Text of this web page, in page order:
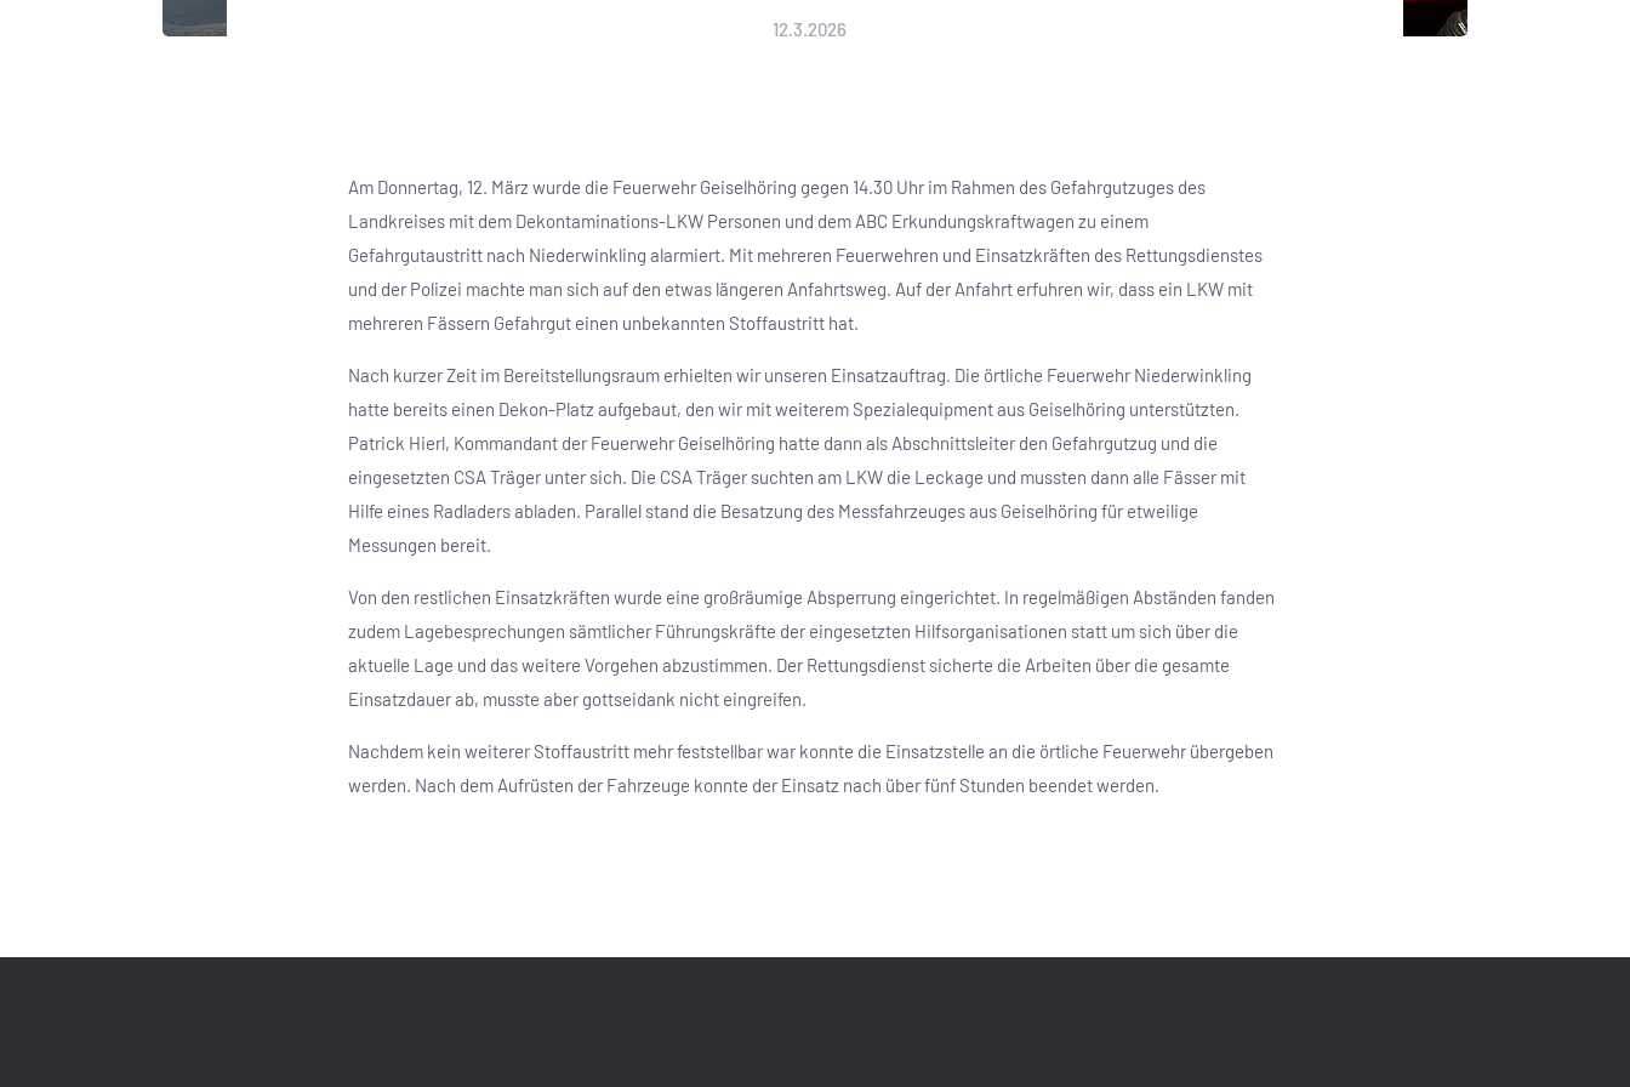
12.3.2026
Am Donnertag, 12. März wurde die Feuerwehr Geiselhöring gegen 14.30 Uhr im Rahmen des Gefahrgutzuges des
Landkreises mit dem Dekontaminations-LKW Personen und dem ABC Erkundungskraftwagen zu einem
Gefahrgutaustritt nach Niederwinkling alarmiert. Mit mehreren Feuerwehren und Einsatzkräften des Rettungsdienstes
und der Polizei machte man sich auf den etwas längeren Anfahrtsweg. Auf der Anfahrt erfuhren wir, dass ein LKW mit
mehreren Fässern Gefahrgut einen unbekannten Stoffaustritt hat.
Nach kurzer Zeit im Bereitstellungsraum erhielten wir unseren Einsatzauftrag. Die örtliche Feuerwehr Niederwinkling
hatte bereits einen Dekon-Platz aufgebaut, den wir mit weiterem Spezialequipment aus Geiselhöring unterstützten.
Patrick Hierl, Kommandant der Feuerwehr Geiselhöring hatte dann als Abschnittsleiter den Gefahrgutzug und die
eingesetzten CSA Träger unter sich. Die CSA Träger suchten am LKW die Leckage und mussten dann alle Fässer mit
Hilfe eines Radladers abladen. Parallel stand die Besatzung des Messfahrzeuges aus Geiselhöring für etweilige
Messungen bereit.
Von den restlichen Einsatzkräften wurde eine großräumige Absperrung eingerichtet. In regelmäßigen Abständen fanden
zudem Lagebesprechungen sämtlicher Führungskräfte der eingesetzten Hilfsorganisationen statt um sich über die
aktuelle Lage und das weitere Vorgehen abzustimmen. Der Rettungsdienst sicherte die Arbeiten über die gesamte
Einsatzdauer ab, musste aber gottseidank nicht eingreifen.
Nachdem kein weiterer Stoffaustritt mehr feststellbar war konnte die Einsatzstelle an die örtliche Feuerwehr übergeben
werden. Nach dem Aufrüsten der Fahrzeuge konnte der Einsatz nach über fünf Stunden beendet werden.